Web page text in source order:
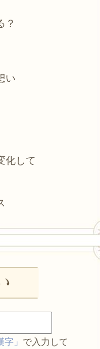
？
い
化して
」 で入力して